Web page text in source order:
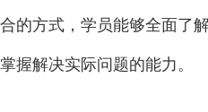
合的方式，学员能够全面了
掌握解决实际问题的能力。